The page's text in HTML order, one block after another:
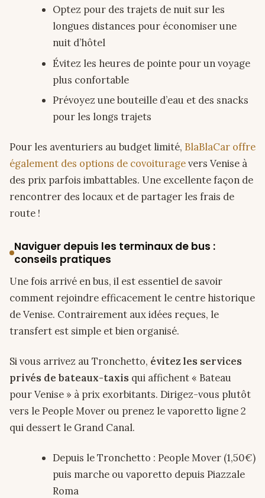
Optez pour des trajets de nuit sur les
longues distances pour économiser une
nuit d’hôtel
Évitez les heures de pointe pour un voyage
plus confortable
Prévoyez une bouteille d’eau et des snacks
pour les longs trajets
Pour les aventuriers au budget limité, BlaBlaCar offre
également des options de covoituragevers Venise à
des prix parfois imbattables. Une excellente façon de
rencontrer des locaux et de partager les frais de
route !
Naviguer depuis les terminaux de bus :
conseils pratiques
Une fois arrivé en bus, il est essentiel de savoir
comment rejoindre efficacement le centre historique
de Venise. Contrairement aux idées reçues, le
transfert est simple et bien organisé.
Si vous arrivez au Tronchetto, évitez les services
privés de bateaux-taxis qui affichent « Bateau
pour Venise » à prix exorbitants. Dirigez-vous plutôt
vers le People Mover ou prenez le vaporetto ligne 2
qui dessert le Grand Canal.
Depuis le Tronchetto : People Mover (1,50€)
puis marche ou vaporetto depuis Piazzale
Roma